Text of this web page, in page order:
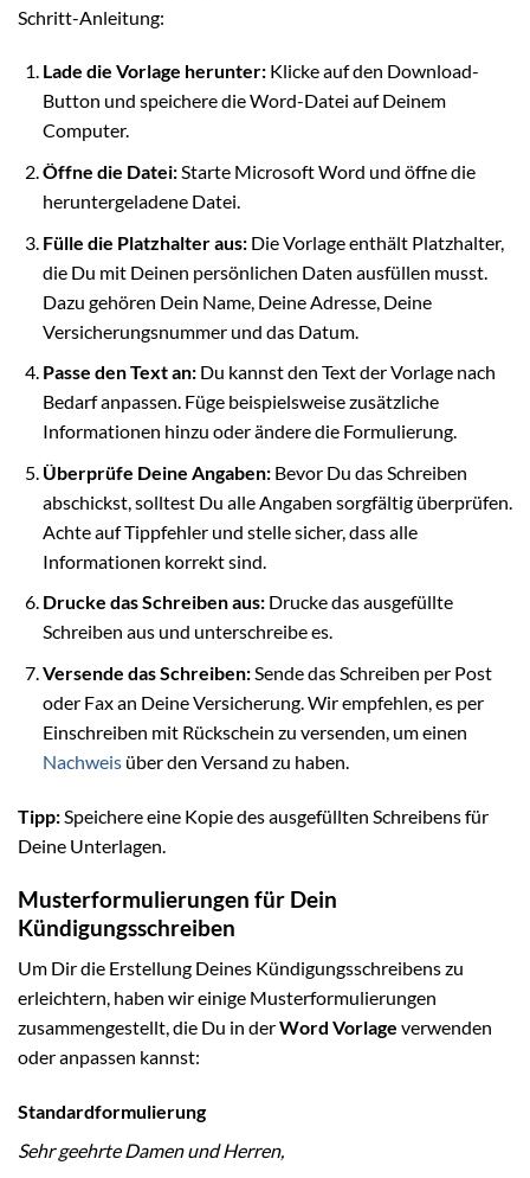
Schritt-Anleitung:
Lade die Vorlage herunter:Klicke auf den Download-
Button und speichere die Word-Datei auf Deinem
Computer.
Öffne die Datei:Starte Microsoft Word und öffne die
heruntergeladene Datei.
Fülle die Platzhalter aus:Die Vorlage enthält Platzhalter,
die Du mit Deinen persönlichen Daten ausfüllen musst.
Dazu gehören Dein Name, Deine Adresse, Deine
Versicherungsnummer und das Datum.
Passe den Text an:Du kannst den Text der Vorlage nach
Bedarf anpassen. Füge beispielsweise zusätzliche
Informationen hinzu oder ändere die Formulierung.
Überprüfe Deine Angaben:Bevor Du das Schreiben
abschickst, solltest Du alle Angaben sorgfältig überprüfen.
Achte auf Tippfehler und stelle sicher, dass alle
Informationen korrekt sind.
Drucke das Schreiben aus:Drucke das ausgefüllte
Schreiben aus und unterschreibe es.
Versende das Schreiben:Sende das Schreiben per Post
oder Fax an Deine Versicherung. Wir empfehlen, es per
Einschreiben mit Rückschein zu versenden, um einen
Nachweisüber den Versand zu haben.
Tipp: Speichere eine Kopie des ausgefüllten Schreibens für
Deine Unterlagen.
Musterformulierungen für Dein
Kündigungsschreiben
Um Dir die Erstellung Deines Kündigungsschreibens zu
erleichtern, haben wir einige Musterformulierungen
zusammengestellt, die Du in derWord Vorlage verwenden
oder anpassen kannst:
Standardformulierung
Sehr geehrte Damen und Herren,